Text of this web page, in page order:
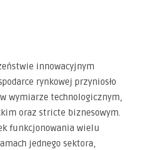
innowacyjnym
rynkowej przyniosło
wymiarze technologicznym,
oraz stricte biznesowym.
funkcjonowania wielu
jednego sektora,